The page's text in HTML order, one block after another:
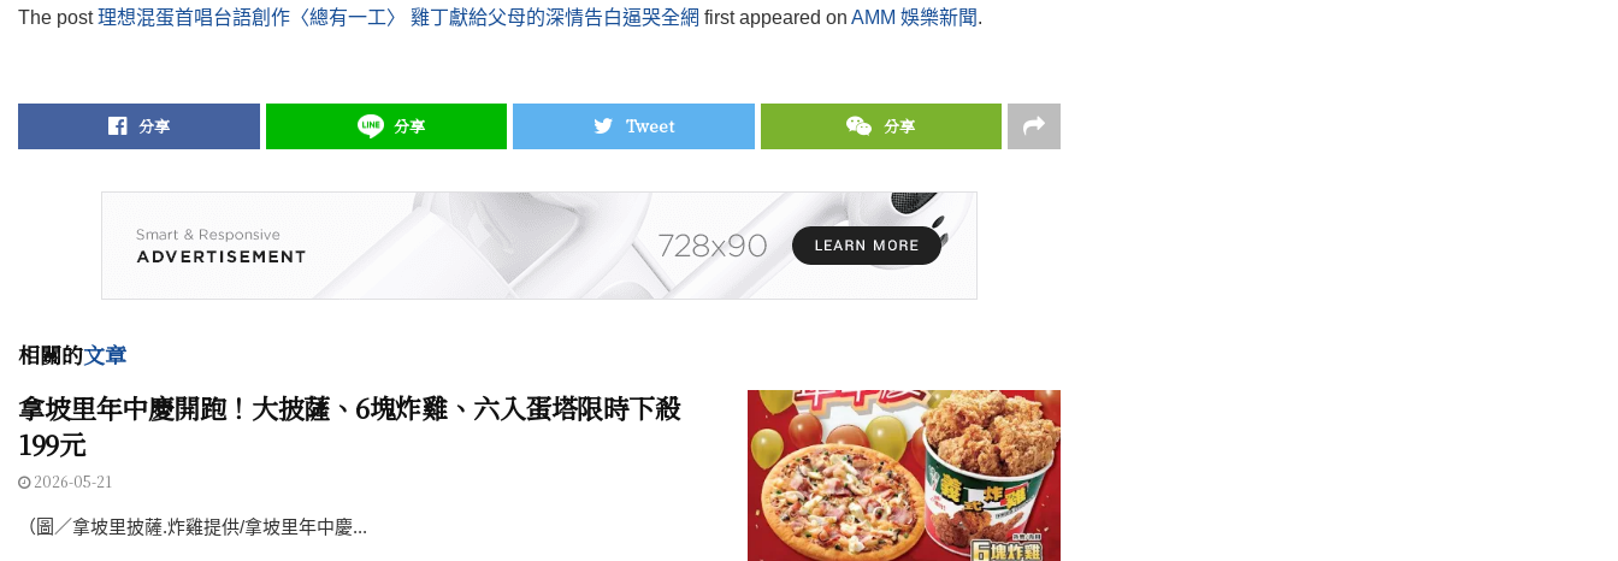
The post理想混蛋首唱台語創作〈總有一工〉 雞丁獻給父母的深情告白逼哭全網 first appeared on AMM 娛樂新聞.
分享 分享 Tweet 分享
相關的文章
拿坡里年中慶開跑！大披薩、6塊炸雞、六入蛋塔限時下殺
199元
2026-05-21
（圖／拿坡里披薩.炸雞提供/拿坡里年中慶...